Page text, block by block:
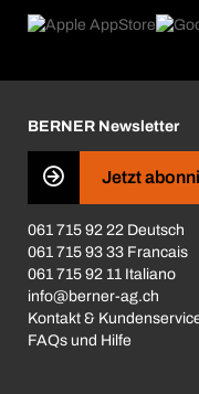
Produktfinder
Was uns antreibt
Business Conduct
BERNER Newsletter
Jetzt
061 715 92 22 Deutsch
061 715 93 33 Francais
061 715 92 11 Italiano
info@berner-ag.ch
Kontakt &
FAQs und Hilfe